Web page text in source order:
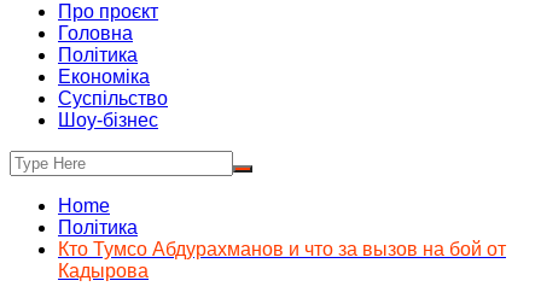
Про проєкт
Головна
Політика
Економіка
Суспільство
Шоу-бізнес
Home
Політика
Кто Тумсо Абдурахманов и что за вызов на бой от
Кадырова